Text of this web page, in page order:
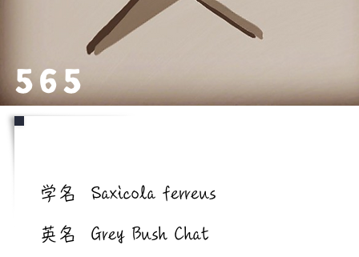
565
学名 Saxicola ferreus
英名 Grey Bush Chat